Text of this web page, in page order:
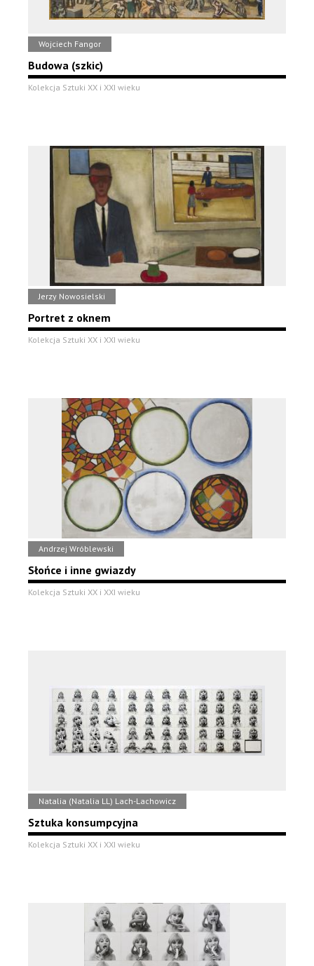
Wojciech Fangor
Budowa (szkic)
Kolekcja Sztuki XX i XXI wieku
Jerzy Nowosielski
Portret z oknem
Kolekcja Sztuki XX i XXI wieku
Andrzej Wróblewski
Słońce i inne gwiazdy
Kolekcja Sztuki XX i XXI wieku
Natalia (Natalia LL) Lach-Lachowicz
Sztuka konsumpcyjna
Kolekcja Sztuki XX i XXI wieku